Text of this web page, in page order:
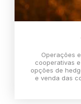
Operações
cooperativas
opções de
e venda das